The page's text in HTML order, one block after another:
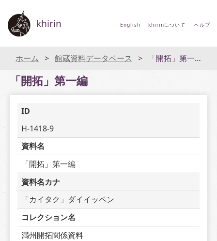
khirin English khirinについて ヘルプ
ホーム 館蔵資料データベース 「開拓」第一編
「開拓」第一編
ID
H-1418-9
資料名
「開拓」第一編
資料名カナ
「カイタク」ダイイッペン
コレクション名
満州開拓関係資料